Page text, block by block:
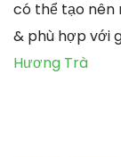
có thể tạo nên
& phù hợp với
Hương Trà